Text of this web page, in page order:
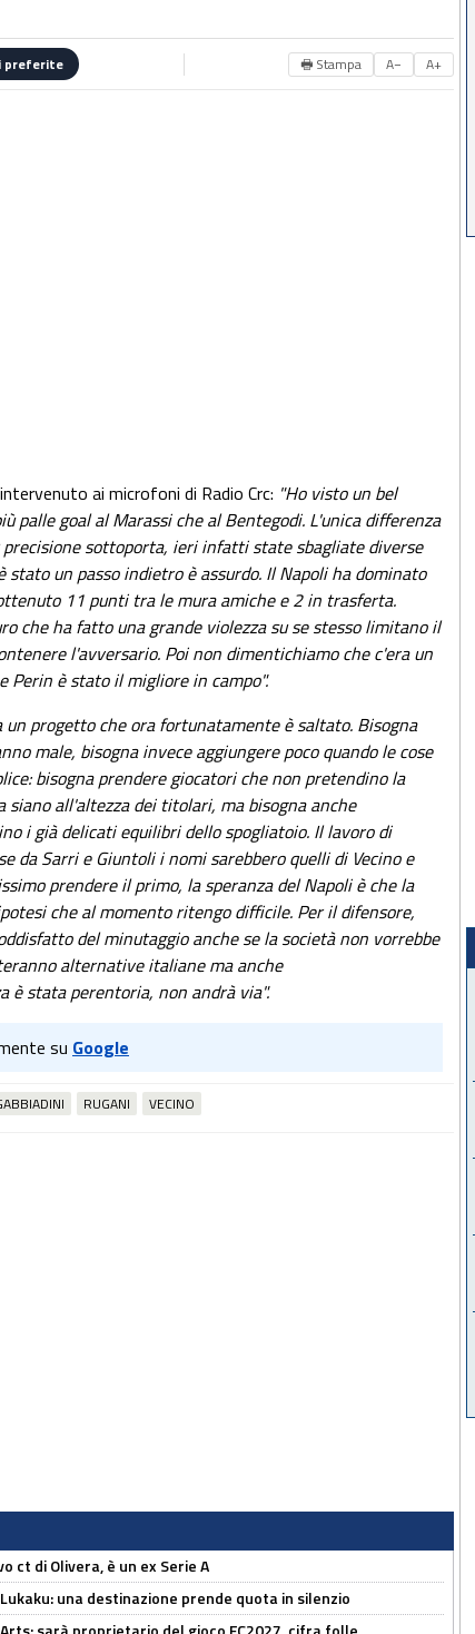
preferite 🖶 Stampa A− A+
ai microfoni di Radio Crc: "Ho visto un bel
palle goal al Marassi che al Bentegodi. L'unica differenza
sottoporta, ieri infatti state sbagliate diverse
stato un passo indietro è assurdo. Il Napoli ha dominato
11 punti tra le mura amiche e 2 in trasferta.
che ha fatto una grande violezza su se stesso limitano il
l'avversario. Poi non dimentichiamo che c'era un
Perin è stato il migliore in campo".
un progetto che ora fortunatamente è saltato. Bisogna
male, bisogna invece aggiungere poco quando le cose
bisogna prendere giocatori che non pretendino la
all'altezza dei titolari, ma bisogna anche
i già delicati equilibri dello spogliatoio. Il lavoro di
da Sarri e Giuntoli i nomi sarebbero quelli di Vecino e
prendere il primo, la speranza del Napoli è che la
che al momento ritengo difficile. Per il difensore,
del minutaggio anche se la società non vorrebbe
alternative italiane ma anche
è stata perentoria, non andrà via".
su Google
RUGANI VECINO
ct di Olivera, è un ex Serie A
una destinazione prende quota in silenzio